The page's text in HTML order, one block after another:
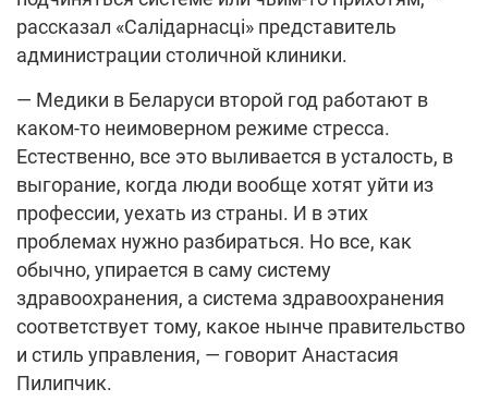
рассказал «Салідарнасці» представитель
администрации столичной клиники.
— Медики в Беларуси второй год работают в
каком-то неимоверном режиме стресса.
Естественно, все это выливается в усталость, в
выгорание, когда люди вообще хотят уйти из
профессии, уехать из страны. И в этих
проблемах нужно разбираться. Но все, как
обычно, упирается в саму систему
здравоохранения, а система здравоохранения
соответствует тому, какое нынче правительство
и стиль управления, — говорит Анастасия
Пилипчик.